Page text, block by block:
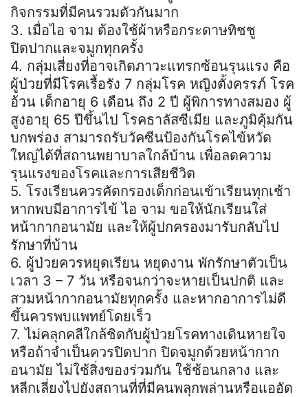
กิจกรรมที่มีคนรวมตัวกันมาก
3. เมื่อไอ จาม ต้องใช้ผ้าหรือกระดาษทิชชู
ปิดปากและจมูกทุกครั้ง
4. กลุ่มเสี่ยงที่อาจเกิดภาวะแทรกซ้อนรุนแรง คือ
ผู้ป่วยที่มีโรคเรื้อรัง 7 กลุ่มโรค หญิงตั้งครรภ์ โรค
อ้วน เด็กอายุ 6 เดือน ถึง 2 ปี ผู้พิการทางสมอง ผู้
สูงอายุ 65 ปีขึ้นไป โรคธาลัสซีเมีย และภูมิคุ้มกัน
บกพร่อง สามารถรับวัคซีนป้องกันโรคไข้หวัด
ใหญ่ได้ที่สถานพยาบาลใกล้บ้าน เพื่อลดความ
รุนแรงของโรคและการเสียชีวิต
5. โรงเรียนควรคัดกรองเด็กก่อนเข้าเรียนทุกเช้า
หากพบมีอาการไข้ ไอ จาม ขอให้นักเรียนใส่
หน้ากากอนามัย และให้ผู้ปกครองมารับกลับไป
รักษาที่บ้าน
6. ผู้ป่วยควรหยุดเรียน หยุดงาน พักรักษาตัวเป็น
เวลา 3 – 7 วัน หรือจนกว่าจะหายเป็นปกติ และ
สวมหน้ากากอนามัยทุกครั้ง และหากอาการไม่ดี
ขึ้นควรพบแพทย์โดยเร็ว
7. ไม่คลุกคลีใกล้ชิดกับผู้ป่วยโรคทางเดินหายใจ
หรือถ้าจำเป็นควรปิดปาก ปิดจมูกด้วยหน้ากาก
อนามัย ไม่ใช้สิ่งของร่วมกัน ใช้ช้อนกลาง และ
หลีกเลี่ยงไปยังสถานที่ที่มีคนพลุกพล่านหรือแออัด